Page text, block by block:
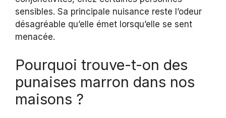
sensibles. Sa principale nuisance reste l’odeur
désagréable qu’elle émet lorsqu’elle se sent
menacée.
Pourquoi trouve-t-on des
punaises marron dans nos
maisons ?